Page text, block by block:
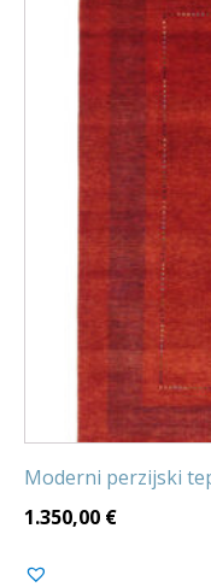
Moderni perzijski
1.350,00 €